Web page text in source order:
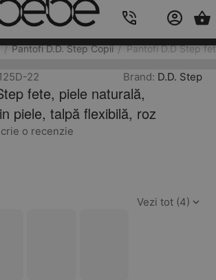
/ Pantofi D.D. Step Copii / Pantofi D.D Step
22 Brand: D.D. Step
fete, piele naturală,
piele, talpă flexibilă, roz
o recenzie
Vezi tot (4)
Cos